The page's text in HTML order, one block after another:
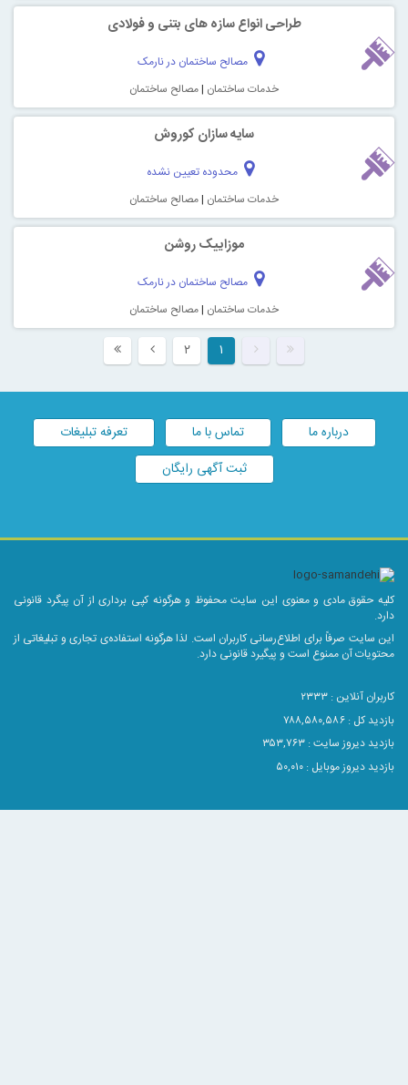
طراحی انواع سازه های بتنی و فولادی
مصالح ساختمان در نارمک
خدمات ساختمان|مصالح ساختمان
سایه سازان کوروش
محدوده تعیین نشده
خدمات ساختمان|مصالح ساختمان
موزاییک روشن
مصالح ساختمان در نارمک
خدمات ساختمان|مصالح ساختمان
تماس با ما
تعرفه تبلیغات
ثبت آگهی رایگان
مادی و معنوی این سایت محفوظ و هرگونه کپی برداری از آن پیگرد قانونی
صرفاً برای اطلاع‌رسانی کاربران است. لذا هرگونه استفاده‌ی تجاری و تبلیغاتی از
آن ممنوع است و پیگیرد قانونی دارد.
:۲۳۳۳
سایت : ۳۵۳,۷۶۳
موبایل : ۵۰,۰۱۰